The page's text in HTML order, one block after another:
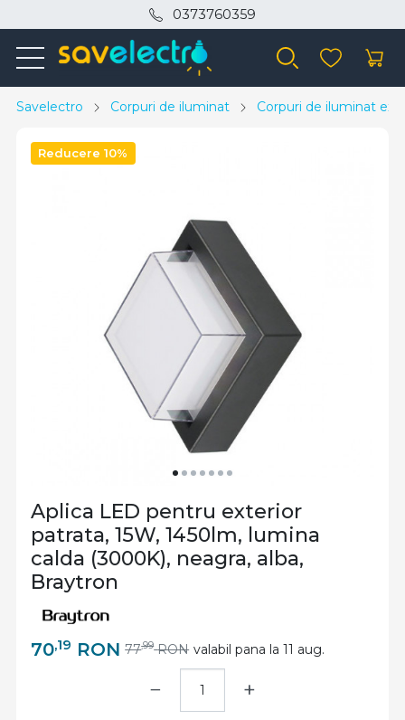
0373760359
Savelectro Corpuri de iluminat Corpuri de iluminat
Reducere 10%
Aplica LED pentru exterior
patrata, 15W, 1450lm, lumina
calda (3000K), neagra, alba,
Braytron
70,19 RON 77,99 RON valabil pana la 11 aug.
− +